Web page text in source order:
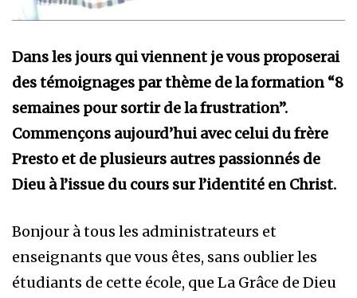
Dans les jours qui viennent je vous proposerai
des témoignages par thème de la formation “8
semaines pour sortir de la frustration”.
Commençons aujourd’hui avec celui du frère
Presto et de plusieurs autres passionnés de
Dieu à l’issue du cours sur l’identité en Christ.
Bonjour à tous les administrateurs et
enseignants que vous êtes, sans oublier les
étudiants de cette école, que La Grâce de Dieu